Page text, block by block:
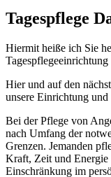
Tagespflege
Hiermit heiße ich Sie
Hier und auf den
unsere Einrichtung
Bei der Pflege von
nach Umfang der
Grenzen. Jemanden
Kraft, Zeit und Energie
Einschränkung im